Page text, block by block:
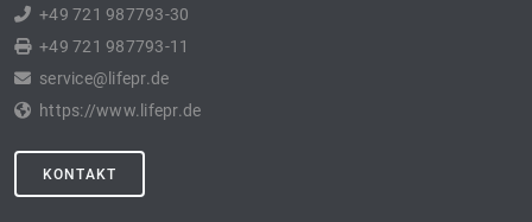
+49 721 987793-30
+49 721 987793-11
service@lifepr.de
https://www.lifepr.de
KONTAKT